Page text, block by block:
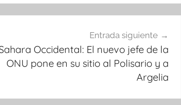
Entrada siguiente
Occidental: El nuevo jefe de la
ONU pone en su sitio al Polisario y a
Argelia